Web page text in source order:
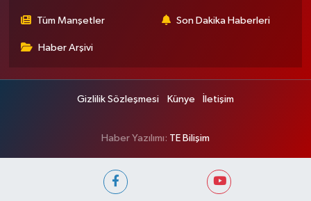
Tüm Manşetler Son Dakika Haberleri
Haber Arşivi
Gizlilik Sözleşmesi Künye İletişim
Haber Yazılımı: TE Bilişim